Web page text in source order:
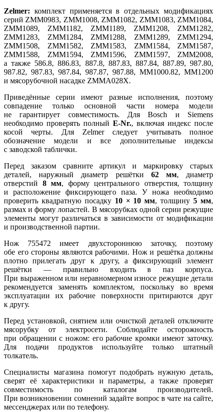
Zelmer: комплект применяется в отдельных модификациях
серий ZMM0983, ZMM1008, ZMM1082, ZMM1083, ZMM1084,
ZMM1089, ZMM1182, ZMM1189, ZMM1208, ZMM1282,
ZMM1283, ZMM1284, ZMM1288, ZMM1289, ZMM1294,
ZMM1508, ZMM1582, ZMM1583, ZMM1584, ZMM1587,
ZMM1588, ZMM1594, ZMM1596, ZMM1597, ZMM2008,
а также 586.8, 886.83, 887.8, 887.83, 887.84, 887.89, 987.80,
987.82, 987.83, 987.84, 987.87, 987.88, MM1000.82, MM1200
и мясорубочной насадке ZMMA028X.
Приведённые серии имеют разные исполнения, поэтому
совпадение только основной части номера модели
не гарантирует совместимость. Для Bosch и Siemens
необходимо проверять полный E-Nr., включая индекс после
косой черты. Для Zelmer следует учитывать полное
обозначение модели и все дополнительные индексы
с заводской таблички.
Перед заказом сравните артикул и маркировку старых
деталей, наружный диаметр решётки 62 мм, диаметр
отверстий 8 мм, форму центрального отверстия, толщину
и расположение фиксирующего паза. У ножа необходимо
проверить квадратную посадку 10 × 10 мм, толщину5 мм,
размах и форму лопастей. В мясорубках одной серии режущие
элементы могут различаться в зависимости от модификации
и производственной партии.
Нож 755472 имеет двухстороннюю заточку, поэтому
обе его стороны являются рабочими. Нож и решётка должны
плотно прилегать друг к другу, а фиксирующий элемент
решётки — правильно входить в паз корпуса.
При выраженном или неравномерном износе режущие детали
рекомендуется заменять комплектом, поскольку во время
эксплуатации их рабочие поверхности притираются друг
к другу.
Перед установкой, снятием или очисткой деталей отключите
мясорубку от электросети. Соблюдайте осторожность
при обращении с ножом: его рабочие кромки имеют заточку.
Для подачи продуктов используйте только штатный
толкатель.
Специалисты магазина помогут подобрать нужную деталь,
сверят её характеристики и параметры, а также проверят
совместимость по каталогам производителей.
При возникновении сомнений задайте вопрос в чате на сайте,
мессенджерах или по телефону.